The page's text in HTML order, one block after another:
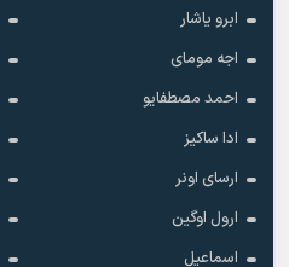
ابرو یاشار
اجه مومای
احمد مصطفایو
ادا ساکیز
ارسای اونر
ارول اوگین
اسماعیل